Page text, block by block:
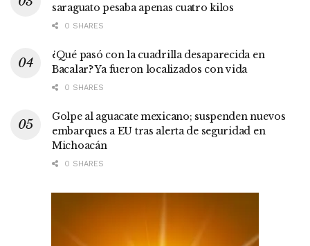
saraguato pesaba apenas cuatro kilos
0 SHARES
¿Qué pasó con la cuadrilla desaparecida en
Bacalar? Ya fueron localizados con vida
0 SHARES
Golpe al aguacate mexicano; suspenden nuevos
embarques a EU tras alerta de seguridad en
Michoacán
0 SHARES